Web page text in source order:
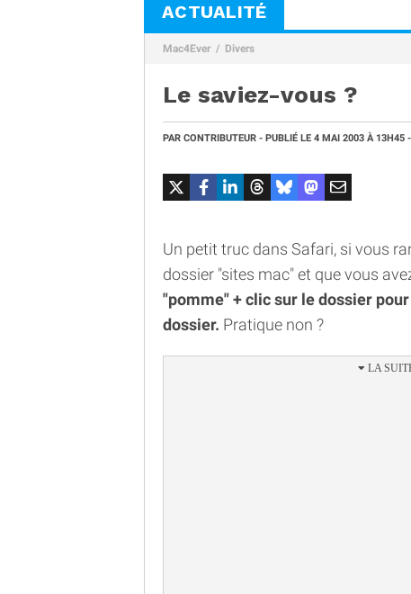
ACTUALITÉ
Mac4Ever Divers
Le saviez-vous ?
PAR CONTRIBUTEUR - PUBLIÉ LE 4 MAI 2003 À 13H45
Un petit truc dans Safari, si vous
dossier "sites mac" et que vous
"pomme" + clic sur le dossier
dossier. Pratique non ?